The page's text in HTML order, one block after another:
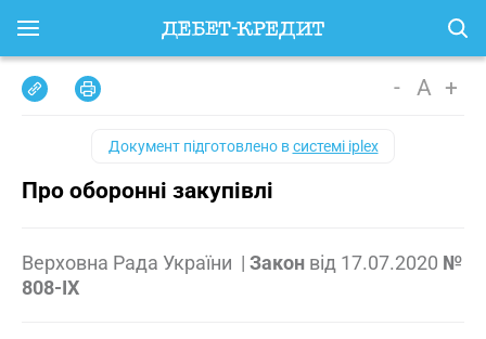
- A +
Документ підготовлено всистемі iplex
Про оборонні закупівлі
Верховна Рада України | Закон від 17.07.2020 №
808-IX